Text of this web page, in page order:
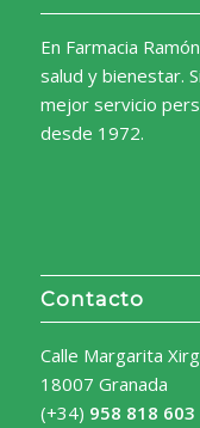
En Farmacia
salud y bienestar.
mejor servicio
desde 1972.
Contacto
Calle Margarita
18007 Granada
(+34) 958 818 603